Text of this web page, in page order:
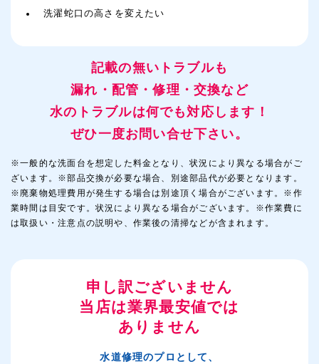
洗濯蛇口の高さを変えたい
記載の無いトラブルも
漏れ・配管・修理・交換など
水のトラブルは何でも対応します！
ぜひ一度お問い合せ下さい。
※一般的な洗面台を想定した料金となり、状況により異なる場合がご
ざいます。※部品交換が必要な場合、別途部品代が必要となります。
※廃棄物処理費用が発生する場合は別途頂く場合がございます。※作
業時間は目安です。状況により異なる場合がございます。※作業費に
は取扱い・注意点の説明や、作業後の清掃などが含まれます。
申し訳ございません
当店は業界最安値では
ありません
水道修理のプロとして、